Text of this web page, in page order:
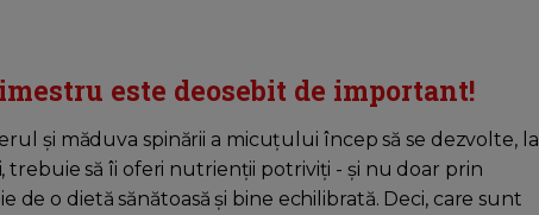
este deosebit de important!
și măduva spinării a micuțului încep să se dezvolte, la
trebuie să îi oferi nutrienții potriviți - și nu doar prin
de o dietă sănătoasă și bine echilibrată. Deci, care sunt